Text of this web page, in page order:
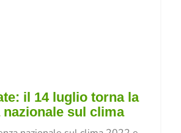
il 14 luglio torna la
nazionale sul clima